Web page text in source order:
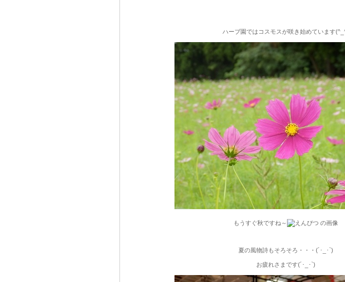
ハーブ園ではコスモスが咲き始めています
もうすぐ秋ですね～
夏の風物詩もそろそろ・・・(´･_･`)
お疲れさまです(´･_･`)